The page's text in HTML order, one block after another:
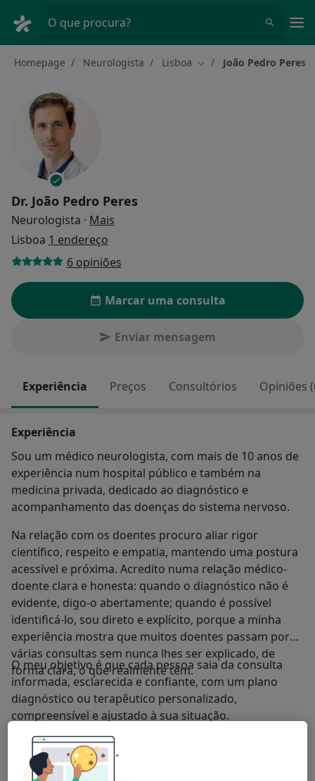
O que procura?
Homepage Neurologista Lisboa Mudar de cidade
João Pedro Peres
Dr. João Pedro Peres
Neurologista · Mais
Lisboa 1 endereço
6 opiniões
Marcar uma consulta
Enviar mensagem
Experiência Preços Consultórios Opiniões
Experiência
Sou um médico neurologista, com mais de 10 anos de
experiência num hospital público e também na
medicina privada, dedicado ao diagnóstico e
acompanhamento das doenças do sistema nervoso.
Na relação com os doentes procuro aliar rigor
científico, respeito e empatia, mantendo uma postura
acessível e próxima. Acredito numa relação médico-
doente clara e honesta: quando o diagnóstico não é
evidente, digo-o abertamente; quando é possível
identificá-lo, sou direto e explícito, porque a minha
experiência mostra que muitos doentes passam por
várias consultas sem nunca lhes ser explicado, de
forma clara, o que realmente têm.
O meu objetivo é que cada pessoa saia da consulta
informada, esclarecida e confiante, com um plano
diagnóstico ou terapêutico personalizado,
compreensível e ajustado à sua situação.
maisSobre mim
Principais doenças tratadas